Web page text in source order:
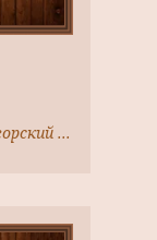
Московская область, Солнечногорский район, д. Соскино